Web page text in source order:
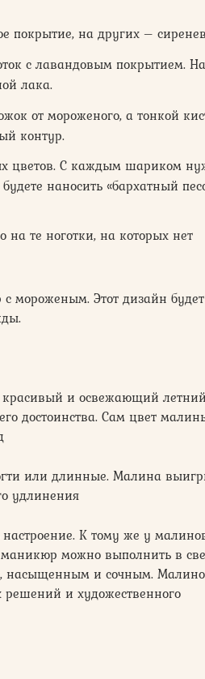
покрытие, на других –
с лавандовым покрытием.
лака.
от мороженого, а тонкой
контур.
цветов. С каждым шариком
наносить «бархатный
на те ноготки, на которых нет
мороженым. Этот дизайн будет
и освежающий летний
достоинства. Сам цвет
или длинные. Малина
удлинения
К тому же у
можно выполнить в
насыщенным и сочным.
и художественного